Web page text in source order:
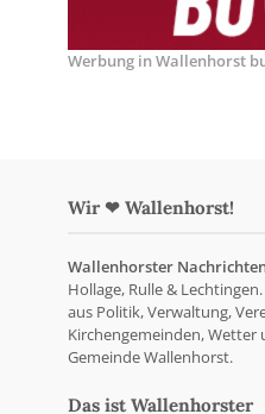
Werbung in Wallenhorst
Wir ❤ Wallenhorst!
Wallenhorster
Hollage, Rulle &
aus Politik, Verwaltung,
Kirchengemeinden,
Gemeinde Wallenhorst.
Das ist Wallenhorster